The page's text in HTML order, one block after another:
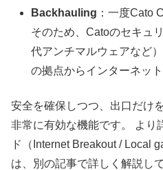
Backhauling ：一度Cato
そのため、Catoのセキュ
代アンチマルウェアなど
の拠点からインターネッ
安全を確保しつつ、出口だけ
非常に有効な機能です。 より
ド（Internet Breakout / Local
は、別の記事で詳しく解説して